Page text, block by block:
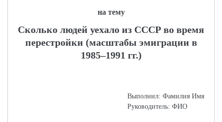
на тему
Сколько людей уехало из СССР во время
перестройки (масштабы эмиграции в
1985–1991 гг.)
Выполнил: Фамилия Имя
Руководитель: ФИО